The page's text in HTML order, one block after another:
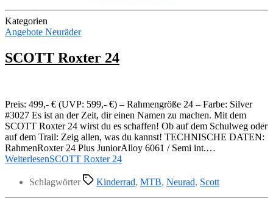
Kategorien
Angebote Neuräder
SCOTT Roxter 24
Preis: 499,- € (UVP: 599,- €) – Rahmengröße 24 – Farbe: Silver
#3027 Es ist an der Zeit, dir einen Namen zu machen. Mit dem
SCOTT Roxter 24 wirst du es schaffen! Ob auf dem Schulweg oder
auf dem Trail: Zeig allen, was du kannst! TECHNISCHE DATEN:
RahmenRoxter 24 Plus JuniorAlloy 6061 / Semi int.…
WeiterlesenSCOTT Roxter 24
Schlagwörter Kinderrad, MTB, Neurad, Scott